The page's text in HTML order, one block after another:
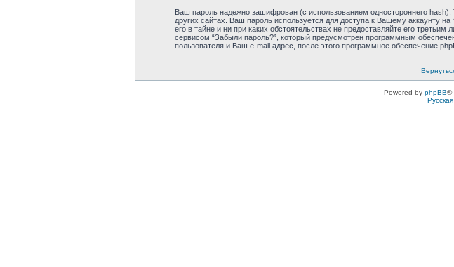
Ваш пароль надежно зашифрован (с использованием одностороннего
других сайтах. Ваш пароль используется для доступа к Вашему аккаунту
его в тайне и ни при каких обстоятельствах не предоставляйте его
сервисом “Забыли пароль?”, который предусмотрен программным
пользователя и Ваш e-mail адрес, после этого программное обеспечение
Powered by phpBB®